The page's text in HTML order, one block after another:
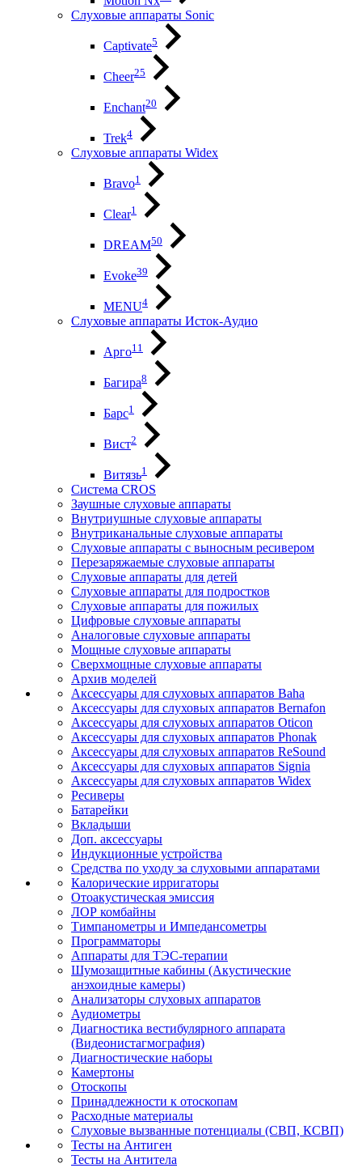
Слуховые аппараты Sonic
Captivate5
Cheer25
Enchant20
Trek4
Слуховые аппараты Widex
Bravo1
Clear1
DREAM50
Evoke39
MENU4
Слуховые аппараты Исток-Аудио
Арго11
Багира8
Барс1
Вист2
Витязь1
Система CROS
Заушные слуховые аппараты
Внутриушные слуховые аппараты
Внутриканальные слуховые аппараты
Слуховые аппараты с выносным ресивером
Перезаряжаемые слуховые аппараты
Слуховые аппараты для детей
Слуховые аппараты для подростков
Слуховые аппараты для пожилых
Цифровые слуховые аппараты
Аналоговые слуховые аппараты
Мощные слуховые аппараты
Сверхмощные слуховые аппараты
Архив моделей
Аксессуары для слуховых аппаратов Baha
Аксессуары для слуховых аппаратов Bernafon
Аксессуары для слуховых аппаратов Oticon
Аксессуары для слуховых аппаратов Phonak
Аксессуары для слуховых аппаратов ReSound
Аксессуары для слуховых аппаратов Signia
Аксессуары для слуховых аппаратов Widex
Ресиверы
Батарейки
Вкладыши
Доп. аксессуары
Индукционные устройства
Средства по уходу за слуховыми аппаратами
Калорические ирригаторы
Отоакустическая эмиссия
ЛОР комбайны
Тимпанометры и Импедансометры
Программаторы
Аппараты для ТЭС-терапии
Шумозащитные кабины (Акустические
анэхоидные камеры)
Анализаторы слуховых аппаратов
Аудиометры
Диагностика вестибулярного аппарата
(Видеонистагмография)
Диагностические наборы
Камертоны
Отоскопы
Принадлежности к отоскопам
Расходные материалы
Слуховые вызванные потенциалы (СВП, КСВП)
Тесты на Антиген
Тесты на Антитела